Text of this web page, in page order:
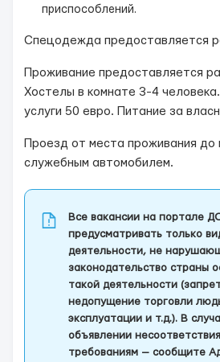
приспособлений.
Спецодежда предоставляется
Проживание предоставляется
Хостелы в комнате 3-4
услуги 50 евро. Питание за
Проезд от места проживания
служебным автомобилем.
Все вакансии на портале
предусматривать только
деятельности, не
законодательство страны
такой деятельности
недопущение торговли
эксплуатации и т.д.). В
объявлении
требованиям — сообщите